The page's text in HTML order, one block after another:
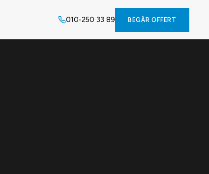
010-250 33 89 BEGÄR OFFERT